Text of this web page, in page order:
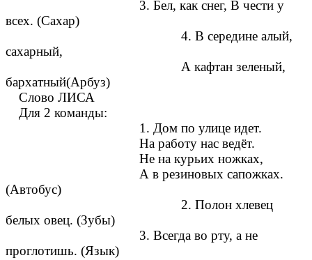
3. Бел, как снег, В чести у
всех. (Сахар)
4. В середине алый,
сахарный,
А кафтан зеленый,
бархатный(Арбуз)
Слово ЛИСА
Для 2 команды:
1. Дом по улице идет.
На работу нас ведёт.
Не на курьих ножках,
А в резиновых сапожках.
(Автобус)
2. Полон хлевец
белых овец. (Зубы)
3. Всегда во рту, а не
проглотишь. (Язык)